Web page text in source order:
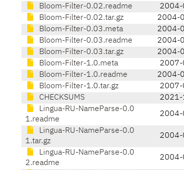
Bloom-Filter-0.02.readme
2004-
Bloom-Filter-0.02.tar.gz
2004-
Bloom-Filter-0.03.meta
2004-
Bloom-Filter-0.03.readme
2004-
Bloom-Filter-0.03.tar.gz
2004-
Bloom-Filter-1.0.meta
2007-
Bloom-Filter-1.0.readme
2004-
Bloom-Filter-1.0.tar.gz
2007-
CHECKSUMS
2021-
Lingua-RU-NameParse-0.0
1.readme
2004-
Lingua-RU-NameParse-0.0
1.tar.gz
2004-
Lingua-RU-NameParse-0.0
2.readme
2004-